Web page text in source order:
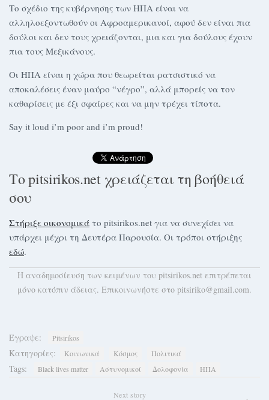
Το σχέδιο της κυβέρνησης των ΗΠΑ είναι να
αλληλοεξοντωθούν οι Αφροαμερικανοί, αφού δεν είναι πια
δούλοι και δεν τους χρειάζονται, μια και για δούλους έχουν
πια τους Μεξικάνους.
Οι ΗΠΑ είναι η χώρα που θεωρείται ρατσιστικό να
αποκαλέσεις έναν μαύρο “νέγρο”, αλλά μπορείς να τον
καθαρίσεις με έξι σφαίρες και να μην τρέχει τίποτα.
Say it loud i’m poor and i’m proud!
Το pitsirikos.net χρειάζεται τη βοήθειά
σου
Στήριξε οικονομικά το pitsirikos.net για να συνεχίσει να
υπάρχει μέχρι τη Δευτέρα Παρουσία. Οι τρόποι στήριξης
εδώ.
H αναδημοσίευση των κειμένων του pitsirikos.net επιτρέπεται
μόνο κατόπιν άδειας. Επικοινωνήστε στο pitsiriko@gmail.com.
Έγραψε: Pitsirikos
Κατηγορίες: Κοινωνικά Κόσμος Πολιτικά
Tags: Black lives matter Αστυνομικοί Δολοφονία ΗΠΑ
Next story